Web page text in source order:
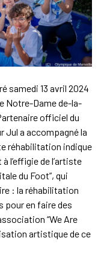
samedi 13 avril 2024
Notre-Dame de-la-
officiel du
Jul a accompagné la
réhabilitation indique
l’effigie de l’artiste
du Foot”, qui
: la réhabilitation
pour en faire des
“We Are
artistique de ce